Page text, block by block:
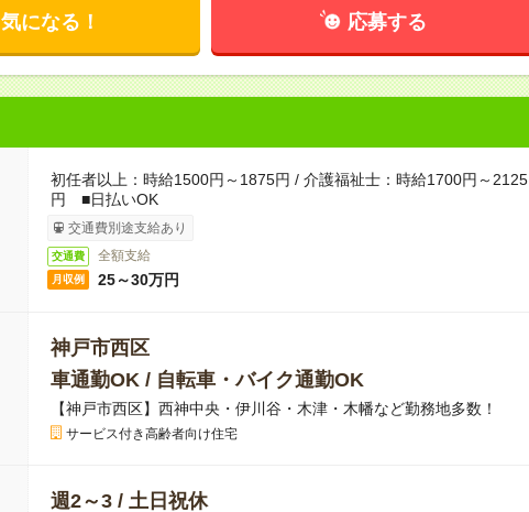
気になる！ 応募する
初任者以上：時給1500円～1875円 / 介護福祉士：時給1700円～2125
円 ■日払いOK
交通費別途支給あり
交通費 全額支給
月収例 25～30万円
神戸市西区
車通勤OK / 自転車・バイク通勤OK
【神戸市西区】西神中央・伊川谷・木津・木幡など勤務地多数！
サービス付き高齢者向け住宅
週2～3 / 土日祝休